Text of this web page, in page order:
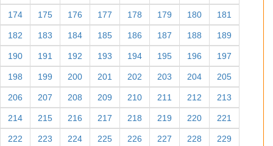
174 175 176 177 178 179 180 181
182 183 184 185 186 187 188 189
190 191 192 193 194 195 196 197
198 199 200 201 202 203 204 205
206 207 208 209 210 211 212 213
214 215 216 217 218 219 220 221
222 223 224 225 226 227 228 229